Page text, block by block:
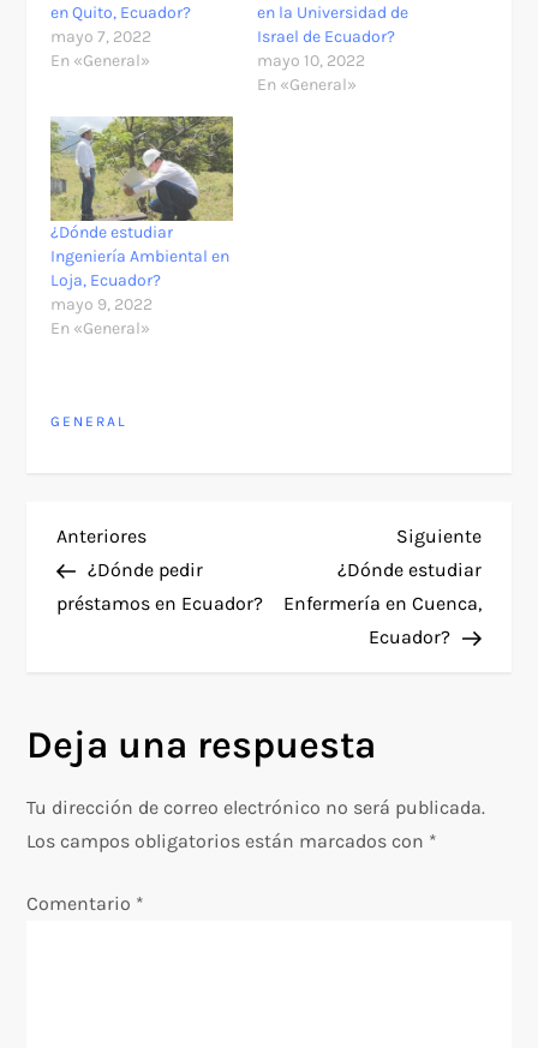
en Quito, Ecuador?
mayo 7, 2022
En «General»
en la Universidad de
Israel de Ecuador?
mayo 10, 2022
En «General»
¿Dónde estudiar
Ingeniería Ambiental en
Loja, Ecuador?
mayo 9, 2022
En «General»
GENERAL
N
a
g
a
Entrada
anterior
Anteriores
¿Dónde pedir
préstamos en Ecuador?
Siguiente
¿Dónde estudiar
Enfermería en Cuenca,
Ecuador?
Deja una respuesta
Tu dirección de correo electrónico no será publicada.
Los campos obligatorios están marcados con *
Comentario *